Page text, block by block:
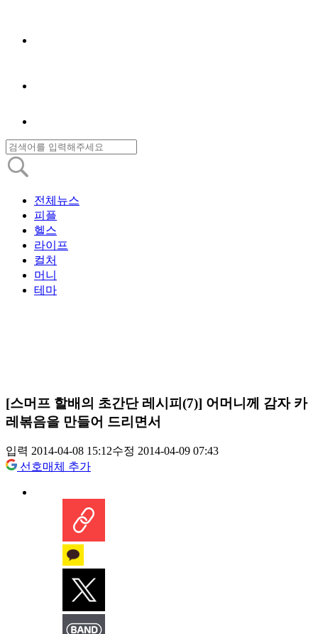
전체뉴스
피플
헬스
라이프
컬처
머니
테마
[스머프 할배의 초간단 레시피(7)] 어머니께 감자 카
레볶음을 만들어 드리면서
입력 2014-04-08 15:12수정 2014-04-09 07:43
선호매체 추가